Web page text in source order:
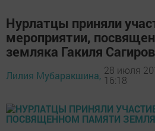
Нурлатцы приняли
мероприятии,
земляка Гакиля
Лилия Мубаракшина, 28 июля
16:18